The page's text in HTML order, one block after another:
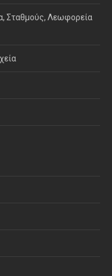
Σταθμούς, Λεωφορεία